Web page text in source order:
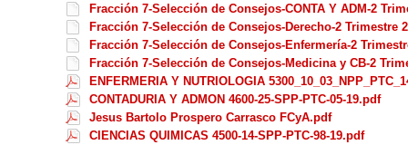
Fracción 7-Selección de Consejos-CONTA Y ADM-2
Fracción 7-Selección de Consejos-Derecho-2 Trimestre
Fracción 7-Selección de Consejos-Enfermería-2
Fracción 7-Selección de Consejos-Medicina y CB-2
ENFERMERIA Y NUTRIOLOGIA
CONTADURIA Y ADMON 4600-25-SPP-PTC-05-19.pdf
Jesus Bartolo Prospero Carrasco FCyA.pdf
CIENCIAS QUIMICAS 4500-14-SPP-PTC-98-19.pdf